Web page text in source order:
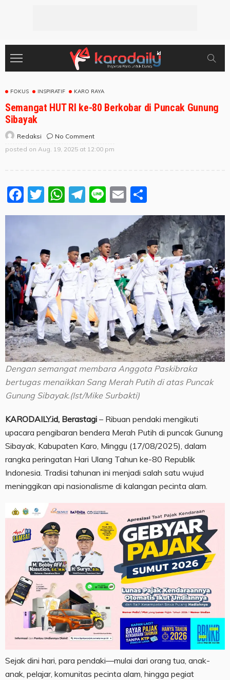
FOKUS INSPIRATIF KARO RAYA
Semangat HUT RI ke-80 Berkobar di Puncak Gunung
Sibayak
Redaksi
No Comment
posted on Aug. 19, 2025 at 12:00 pm
Facebook
Twitter
WhatsApp
Telegram
LineEmail
Dengan semangat membara Anggota Paskibraka
bertugas menaikkan Sang Merah Putih di atas Puncak
Gunung Sibayak.(Ist/Mike Surbakti)
KARODAILY.id, Berastagi – Ribuan pendaki mengikuti
upacara pengibaran bendera Merah Putih di puncak Gunung
Sibayak, Kabupaten Karo, Minggu (17/08/2025), dalam
rangka peringatan Hari Ulang Tahun ke-80 Republik
Indonesia. Tradisi tahunan ini menjadi salah satu wujud
meninggikan api nasionalisme di kalangan pecinta alam.
Sejak dini hari, para pendaki—mulai dari orang tua, anak-
anak, pelajar, komunitas pecinta alam, hingga pegiat